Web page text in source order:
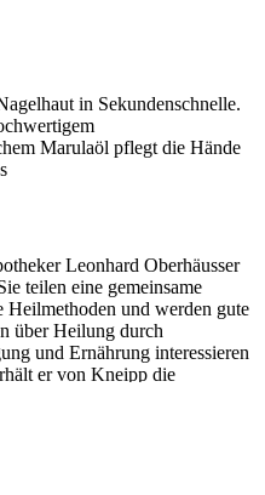
in Sekundenschnelle.
Marulaöl pflegt die Hände
Leonhard Oberhäusser
teilen eine gemeinsame
und werden gute
über Heilung durch
und Ernährung interessieren
er von Kneipp die
Produkte sowie
später bilden reine
Grundlagen für Kneipp